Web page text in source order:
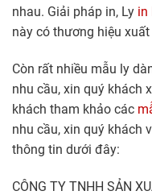
nhau. Giải pháp in, Ly in
này có thương hiệu
Còn rất nhiều mẫu ly
nhu cầu, xin quý khách
khách tham khảo các
nhu cầu, xin quý khách
thông tin dưới đây:
CÔNG TY TNHH SẢN